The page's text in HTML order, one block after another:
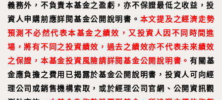
義務外，不負責本基金之盈虧，亦不保證最低之收益，投
資人申購前應詳閱基金公開說明書。 本文提及之經濟走勢
預測不必然代表本基金之績效，又投資人因不同時間進
場，將有不同之投資績效，過去之績效亦不代表未來績效
之保證，本基金投資風險請詳閱基金公開說明書。有關基
金應負擔之費用已揭露於基金公開說明書，投資人可向經
理公司或銷售機構索取，或於經理公司官網、公開資訊觀